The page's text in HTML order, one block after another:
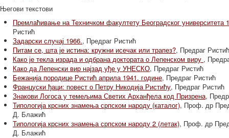
Његови текстови
Премлаћивање на Техничком факултету Београдског университета
Ристић
Задарски случај 1966., Предраг Ристић
Питам се, шта је истина: кружни исечак или трапез?, Предраг Ристић
Како је текла израда и одбрана доктората о Лепенском виру ,
Како да Лепенски вир најзад уђе у УНЕСКО, Предраг Ристић
Бежанија породице Ристић априла 1941. године, Предраг Ристић
Француски ђаци: повест о Петру Никодија Ристићу, Предраг Ристић
Знакови Логоса у темељима Светих Арханђела код Призрена,
Типологија крсних знамења српском народу (каталог), Проф. др
Д. Блажић
Типологија крсних знамења српском народу 2 (летак), Проф. др
Д. Блажић